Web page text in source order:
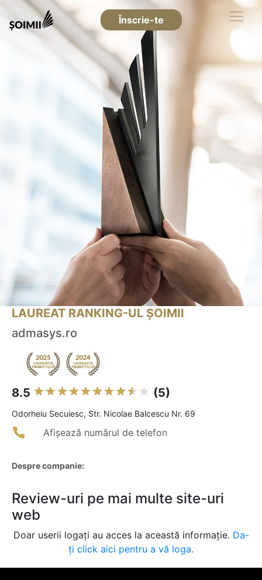
Înscrie-te
LAUREAT RANKING-UL ȘOIMII
admasys.ro
8.5 (5)
Odorheiu Secuiesc, Str. Nicolae Balcescu Nr. 69
Afișează numărul de telefon
Despre companie:
Review-uri pe mai multe site-uri
web
Doar userii logați au acces la această informație. Da-
ți click aici pentru a vă loga.